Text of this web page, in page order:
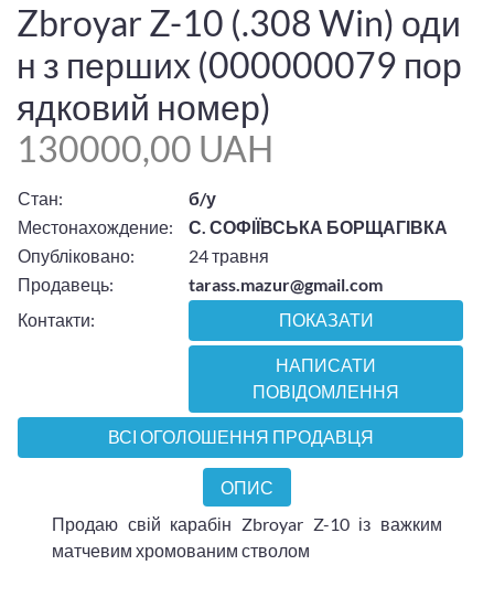
Zbroyar Z-10 (.308 Win) оди
н з перших (000000079 пор
ядковий номер)
130000,00 UAH
Стан:
б/у
Местонахождение:
С. СОФІЇВСЬКА БОРЩАГІВКА
Опубліковано:
24 травня
Продавець:
tarass.mazur@gmail.com
Контакти:
ПОКАЗАТИ
НАПИСАТИ
ПОВІДОМЛЕННЯ
ВСІ ОГОЛОШЕННЯ ПРОДАВЦЯ
ОПИС
Продаю свій карабін Zbroyar Z-10 із важким
матчевим хромованим стволом